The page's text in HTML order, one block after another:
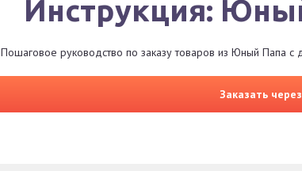
Инструкция:
Пошаговое руководство по заказу товаров из Юный Папа с
Заказать